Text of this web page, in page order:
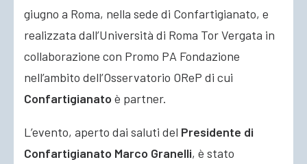
giugno a Roma, nella sede di Confartigianato, e
realizzata dall’Università di Roma Tor Vergata in
collaborazione con Promo PA Fondazione
nell’ambito dell’Osservatorio OReP di cui
Confartigianato è partner.
L’evento, aperto dai saluti del Presidente di
Confartigianato Marco Granelli, è stato